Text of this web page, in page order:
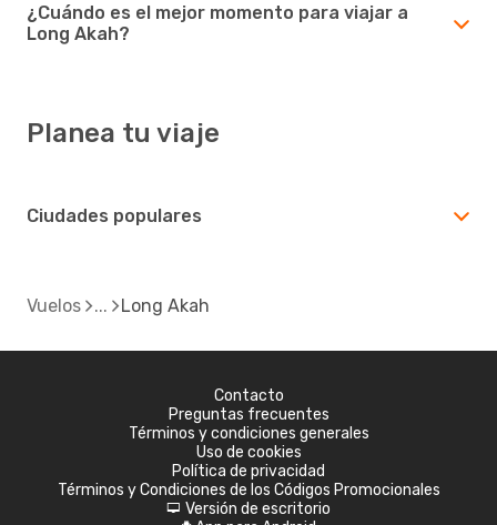
¿Cuándo es el mejor momento para viajar a
Long Akah?
Planea tu viaje
Ciudades populares
Vuelos Long Akah
Contacto
Preguntas frecuentes
Términos y condiciones generales
Uso de cookies
Política de privacidad
Términos y Condiciones de los Códigos Promocionales
d Versión de escritorio